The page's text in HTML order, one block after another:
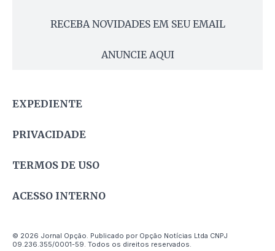
RECEBA NOVIDADES EM SEU EMAIL
ANUNCIE AQUI
EXPEDIENTE
PRIVACIDADE
TERMOS DE USO
ACESSO INTERNO
© 2026 Jornal Opção. Publicado por Opção Notícias Ltda CNPJ
09.236.355/0001-59. Todos os direitos reservados.